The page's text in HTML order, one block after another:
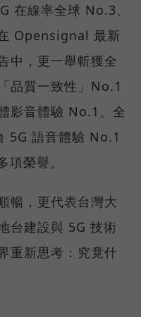
在線率全球 No.3、
Opensignal 最新
中，更一舉斬獲全
品質一致性」No.1
影音體驗 No.1、全
5G 語音體驗 No.1
榮譽。
暢，更代表台灣大
台建設與 5G 技術
重新思考：究竟什